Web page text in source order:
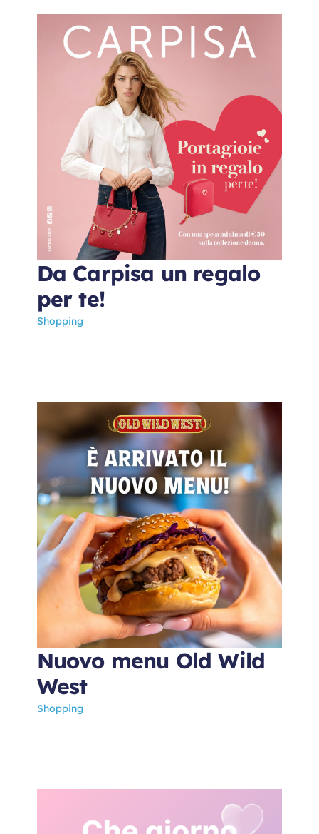
Da Carpisa un regalo
per te!
Shopping
Nuovo menu Old Wild
West
Shopping